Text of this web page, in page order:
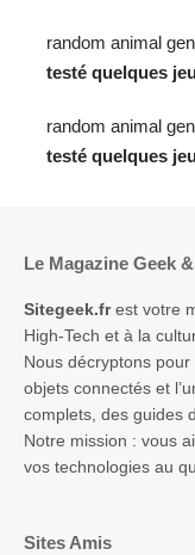
random animal
testé quelques
random animal
testé quelques
Le Magazine Geek
Sitegeek.frest votre
High-Tech et à la
Nous décryptons
objets connectés et
complets, des guides
Notre mission : vous
vos technologies au
Sites Amis